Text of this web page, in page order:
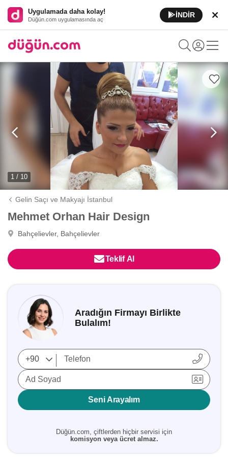
Uygulamada daha kolay!
Düğün.com uygulamasında aç
İNDİR
1 / 10
Gelin Saçı ve Makyajı İstanbul
Mehmet Orhan Hair Design
Bahçelievler, Bahçelievler
Teklif Al
Aradığın Firmayı Birlikte
Bulalım!
Ad Soyad
Seni Arayalım
Düğün.com, çiftlerden hiçbir servisi için
komisyon veya ücret almaz.